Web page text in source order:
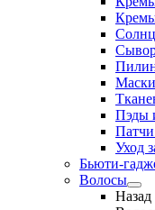
Маски
Пэды
Патчи
Уход
Бьюти-
Волосы
Назад